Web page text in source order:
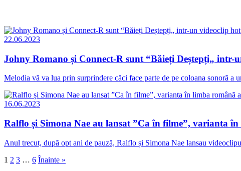
22.06.2023
Johny Romano și Connect-R sunt “Băieți Deștepți„ intr-
Melodia vă va lua prin surprindere căci face parte de pe coloana sonoră
16.06.2023
Ralflo și Simona Nae au lansat ”Ca în filme”, varianta
Anul trecut, după opt ani de pauză, Ralflo și Simona Nae lansau
Paginație
1 2 3 … 6 Înainte »